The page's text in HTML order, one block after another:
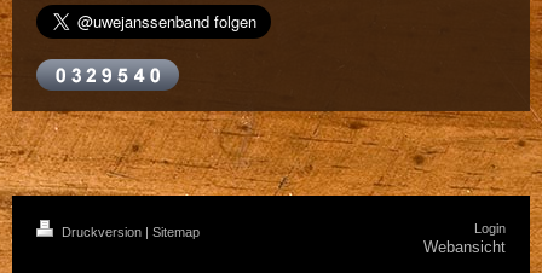
Druckversion Sitemap Login
Webansicht